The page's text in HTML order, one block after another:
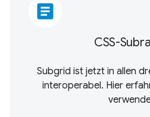
article
CSS-
Subgrid ist jetzt in allen
interoperabel. Hier